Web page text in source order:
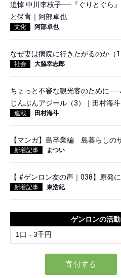
追悼 中川李枝子──『ぐりとぐら
と保育｜阿部卓也
文化 阿部卓也
なぜ妻は病院に行きたがるのか（
社会 大脇幸志郎
ちょっと不審な観光客のために
じんぶんアジール（3）｜田村海斗
連載 田村海斗
【マンガ】島卒業編 島暮らしの
新着記事 まつい
【 #ゲンロン友の声｜038】原発
新着記事 東浩紀
ゲンロンの活